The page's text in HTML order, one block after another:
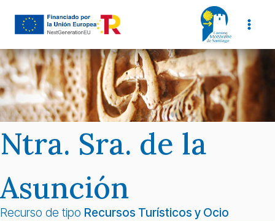
Ntra. Sra. de la
Asunción
Recurso de tipo Recursos Turísticos y Ocio